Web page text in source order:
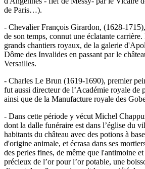
de Paris…).
- Chevalier François Girardon, (1628-
de son temps, connut une éclatante
grands chantiers royaux, de la galerie
Dôme des Invalides en passant par le
Versailles.
- Charles Le Brun (1619-1690), premier
fut aussi directeur de l’Académie royale de
ainsi que de la Manufacture royale des
- Dans cette période y vécut Michel
dont la dalle funéraire est dans l’église du
habitants du château avec des potions à
d'origine animale, et écrasa dans ses
des perles fines, de même que l'antimoine
précieux de l’or pour l’or potable, une